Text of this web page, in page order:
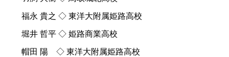
福永 貴之 ◇ 東洋大附属姫路高校
堀井 哲平 ◇ 姫路商業高校
帽田 陽 ◇ 東洋大附属姫路高校